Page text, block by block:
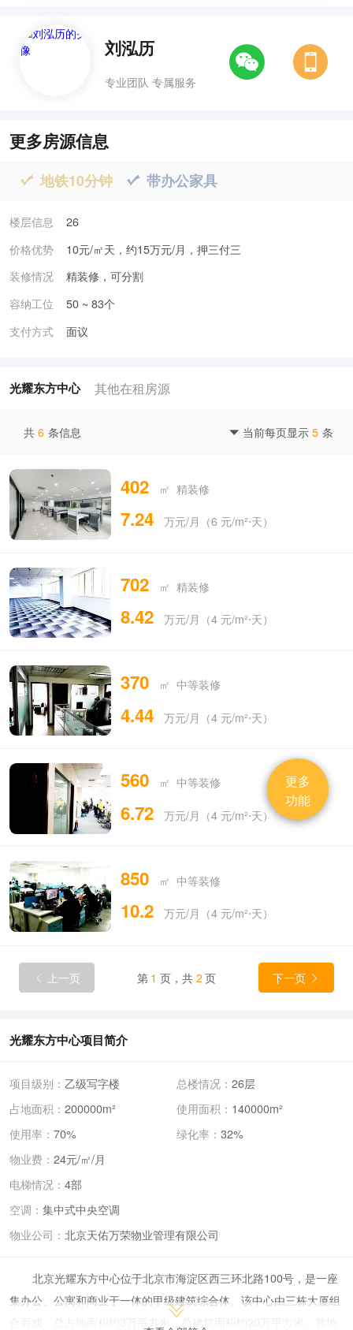
刘泓历
专业团队 专属服务
更多房源信息
 地铁10分钟  带办公家具
楼层信息
26
价格优势
10元/㎡天，约15万元/月，押三付三
装修情况
精装修，可分割
容纳工位
50 ~ 83个
支付方式
面议
光耀东方中心 其他在租房源
共 6 条信息  当前每页显示 5 条
402 ㎡ 精装修
7.24 万元/月（6 元/m²⋅天）
702 ㎡ 精装修
8.42 万元/月（4 元/m²⋅天）
370 ㎡ 中等装修
4.44 万元/月（4 元/m²⋅天）
560 ㎡ 中等装修
6.72 万元/月（4 元/m²⋅天）
850 ㎡ 中等装修
10.2 万元/月（4 元/m²⋅天）
 上一页 第 1 页，共 2页 下一页 
光耀东方中心项目简介
项目级别： 乙级写字楼 总楼情况： 26层
占地面积： 200000m² 使用面积： 140000m²
使用率： 70% 绿化率： 32%
物业费： 24元/㎡/月
电梯情况： 4部
空调： 集中式中央空调
物业公司： 北京天佑万荣物业管理有限公司
北京光耀东方中心位于北京市海淀区西三环北路100号，是一座
集办公、公寓和商业于一体的甲级建筑综合体。该中心由三栋大厦组
合而成，总占地面积约3万平方米，总建筑面积约20万平方米。其地
更多
功能